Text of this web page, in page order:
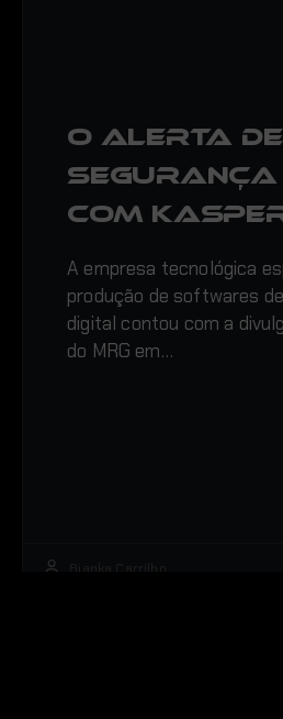
O alerta de
segurança
com
A empresa tecnológica
produção de softwares
digital contou com a
do MRG em…
Bianka Carrilho